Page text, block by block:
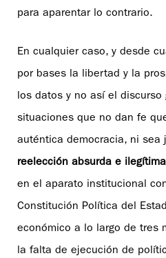
para aparentar lo contrario.
En cualquier caso, y desde
por bases la libertad y la
los datos y no así el discurso
situaciones que no dan fe
auténtica democracia, ni sea
reelección absurda e ilegítima
en el aparato institucional
Constitución Política del
económico a lo largo de tres
la falta de ejecución de